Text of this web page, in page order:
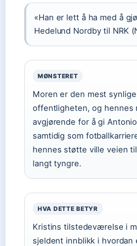
«Han er lett å ha med å
Hedelund Nordby til NRK
MØNSTERET
Moren er den mest
offentligheten, og
avgjørende for å gi
samtidig som
hennes støtte ville veien
langt tyngre.
HVA DETTE BETYR
Kristins tilstedeværelse i
sjeldent innblikk i hvordan